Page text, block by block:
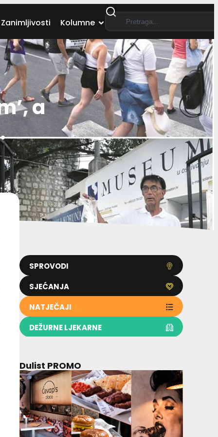
Zanimljivosti Kolumne
a
SPROVODI
SJEĆANJA
NATJEČAJI
DEŽURNE LJEKARNE
Dulist PROMO